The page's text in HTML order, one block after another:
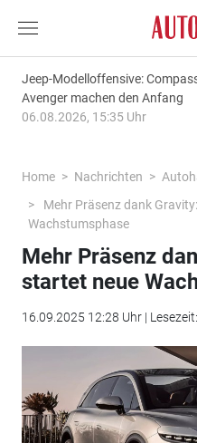
Jeep-Modelloffensive:
Avenger machen den Anfang
06.08.2026, 15:35 Uhr
Home Nachrichten
Mehr Präsenz dank
Wachstumsphase
Mehr Präsenz
startet neue
16.09.2025 12:28 Uhr |